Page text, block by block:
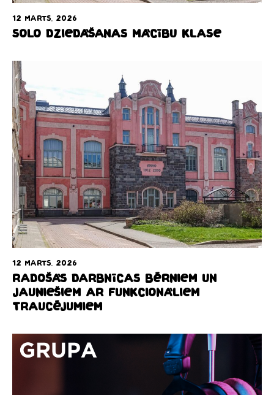
12 marts, 2026
Solo dziedāšanas mācību klase
12 marts, 2026
Radošās darbnīcas bērniem un
jauniešiem ar funkcionāliem
traucējumiem